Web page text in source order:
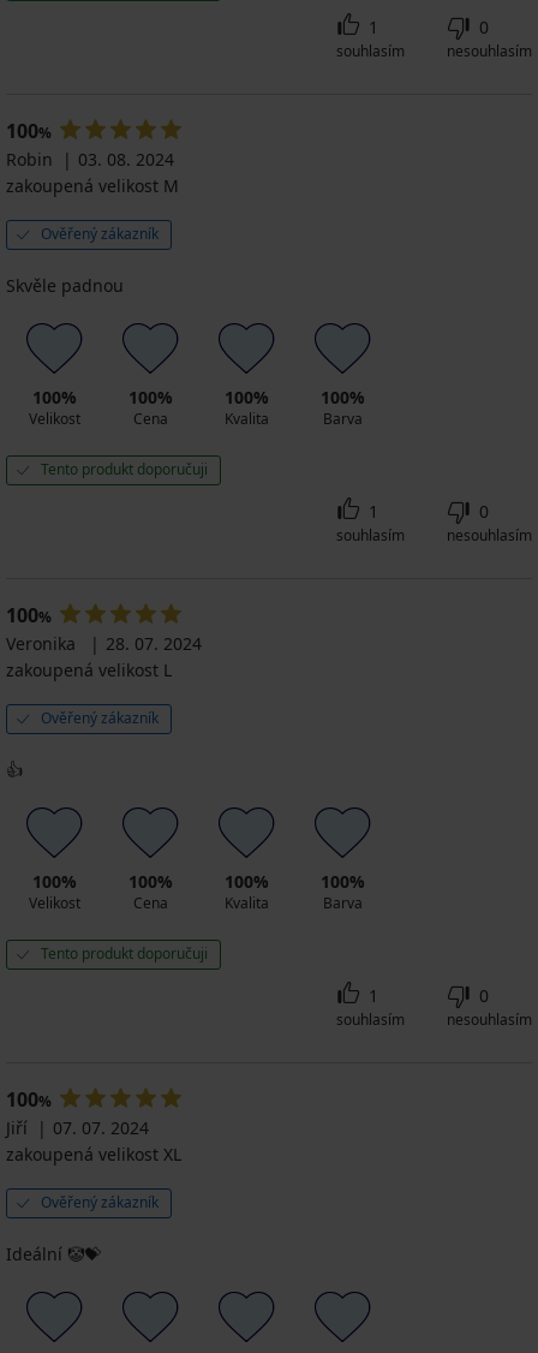
1
souhlasím
0
nesouhlasím
100%
Robin
03. 08. 2024
zakoupená velikost M
Ověřený zákazník
Skvěle padnou
100%
Velikost
100%
Cena
100%
Kvalita
100%
Barva
Tento produkt doporučuji
1
souhlasím
0
nesouhlasím
100%
Veronika
28. 07. 2024
zakoupená velikost L
Ověřený zákazník
👍
100%
Velikost
100%
Cena
100%
Kvalita
100%
Barva
Tento produkt doporučuji
1
souhlasím
0
nesouhlasím
100%
Jiří
07. 07. 2024
zakoupená velikost XL
Ověřený zákazník
Ideální 🤡💝